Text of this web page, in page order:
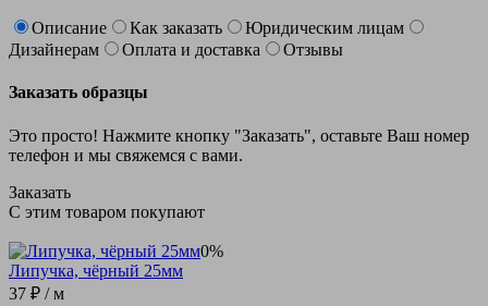
Описание Как заказать
Юридическим лицам
Дизайнерам
Оплата и доставка Отзывы
Заказать образцы
Это просто! Нажмите кнопку "Заказать", оставьте Ваш номер
телефон и мы свяжемся с вами.
Заказать
С этим товаром покупают
0%
Липучка, чёрный 25мм
37 ₽ / м